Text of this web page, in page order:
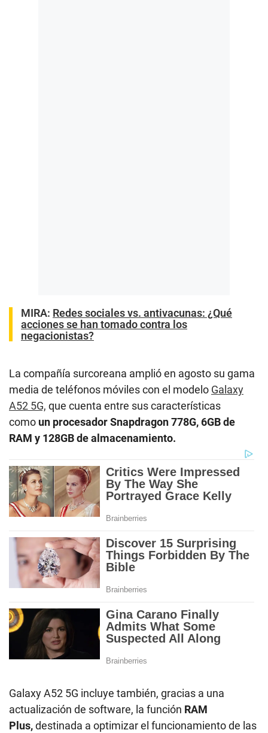
MIRA: Redes sociales vs. antivacunas: ¿Qué
acciones se han tomado contra los
negacionistas?
La compañía surcoreana amplió en agosto su gama
media de teléfonos móviles con el modelo Galaxy
A52 5G, que cuenta entre sus características
como un procesador Snapdragon 778G, 6GB de
RAM y 128GB de almacenamiento.
Galaxy A52 5G incluye también, gracias a una
actualización de software, la función RAM
Plus,destinada a optimizar el funcionamiento de las